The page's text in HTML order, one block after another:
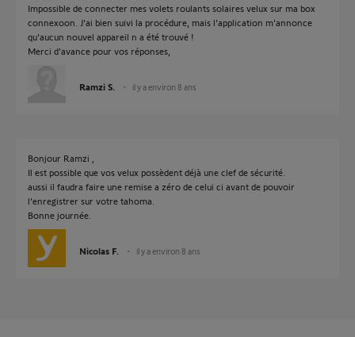
Impossible de connecter mes volets roulants solaires velux sur ma box
connexoon. J'ai bien suivi la procédure, mais l'application m'annonce
qu'aucun nouvel appareil n a été trouvé !
Merci d'avance pour vos réponses,
Ramzi S. il y a environ 8 ans
Bonjour Ramzi ,
Il est possible que vos velux possèdent déjà une clef de sécurité.
aussi il faudra faire une remise a zéro de celui ci avant de pouvoir
l'enregistrer sur votre tahoma.
Bonne journée.
Nicolas F. il y a environ 8 ans